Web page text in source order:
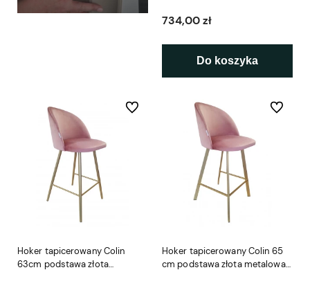
734,00 zł
Do koszyka
Hoker tapicerowany Colin
63cm podstawa złota
Do ulubionych
Hoker tapicerowany Colin 65
cm podstawa złota metalowa
Do